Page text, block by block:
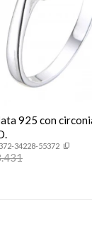
925 con
34228-55372